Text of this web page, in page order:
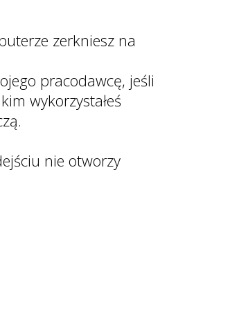
zerkniesz na
pracodawcę, jeśli
wykorzystałeś
nie otworzy